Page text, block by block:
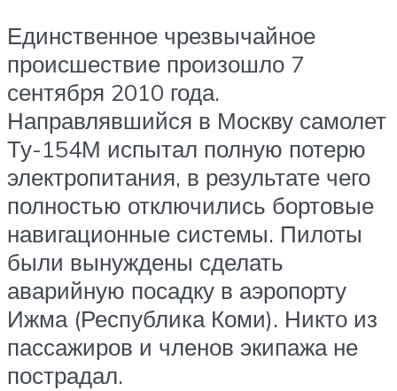
Единственное чрезвычайное
происшествие произошло 7
сентября 2010 года.
Направлявшийся в Москву самолет
Ту-154М испытал полную потерю
электропитания, в результате чего
полностью отключились бортовые
навигационные системы. Пилоты
были вынуждены сделать
аварийную посадку в аэропорту
Ижма (Республика Коми). Никто из
пассажиров и членов экипажа не
пострадал.